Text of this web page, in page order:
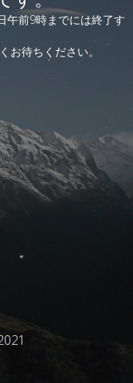
午前9時までには終了す
お待ちください。